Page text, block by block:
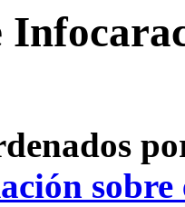
sobre